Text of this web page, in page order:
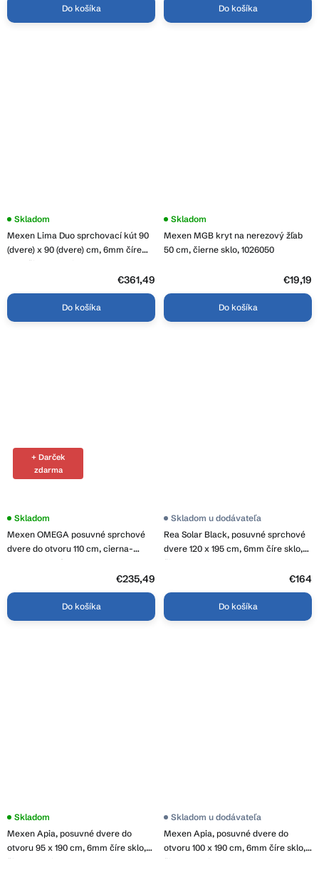
Do košíka Do košíka
Mexen Lima Duo sprchovací kút 90
(dvere) x 90 (dvere) cm, 6mm číre
sklo, čierny profil, 856-090-090-70-
Skladom
€361,49
Do košíka
Mexen MGB kryt na nerezový žľab
50 cm, čierne sklo, 1026050
Skladom
€19,19
Do košíka
+ Darček
zdarma
Mexen OMEGA posuvné sprchové
dvere do otvoru 110 cm, cierna-
transparentná, 825-110-000-70-00
Priemerné
produktu
je
Skladom
€235,49
Do košíka
Rea Solar Black, posuvné sprchové
dvere 120 x 195 cm, 6mm číre sklo,
čierny profil, REA-K6312
Skladom u dodávateľa
€164
Do košíka
Mexen Apia, posuvné dvere do
otvoru 95 x 190 cm, 6mm číre sklo,
čierny profil, 845-095-000-70-00
Skladom
Mexen Apia, posuvné dvere do
otvoru 100 x 190 cm, 6mm číre sklo,
čierny profil, 845-100-000-70-00
Priemerné
produktu
je
4,2
Skladom u dodávateľa